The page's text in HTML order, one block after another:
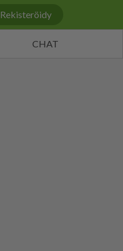
Rekisteröidy
CHAT